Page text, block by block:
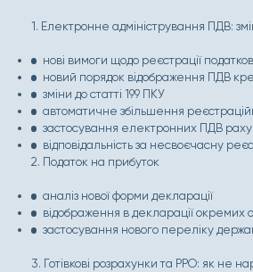
1. Електронне адміністрування ПДВ:
нові вимоги щодо реєстрації
новий порядок відображення ПДВ
зміни до статті 199 ПКУ
автоматичне збільшення
застосування електронних ПДВ
відповідальність за несвоєчасну
2. Податок на прибуток
аналіз нової форми декларації
відображення в декларації окремих
застосування нового переліку
3. Готівкові розрахунки та РРО: як не